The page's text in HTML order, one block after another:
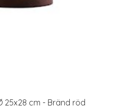
25x28 cm - Bränd röd